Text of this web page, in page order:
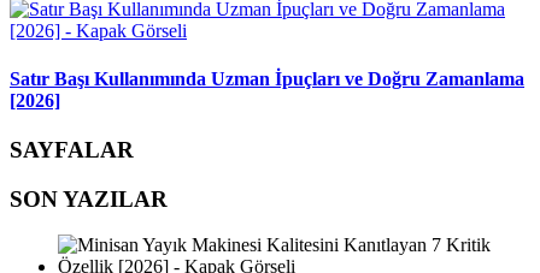
Satır Başı Kullanımında Uzman İpuçları ve Doğru Zamanlama
[2026]
SAYFALAR
SON YAZILAR